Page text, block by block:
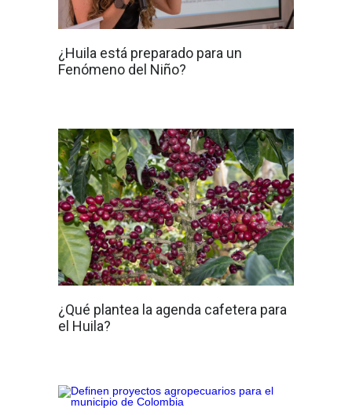
¿Huila está preparado para un
Fenómeno del Niño?
¿Qué plantea la agenda cafetera para
el Huila?